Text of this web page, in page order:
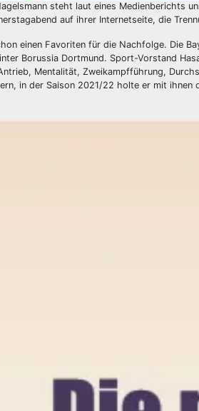
steht laut eines Medienberichts
auf ihrer Internetseite, die
einen Favoriten für die Nachfolge. Die
Borussia Dortmund. Sport-Vorstand
Mentalität, Zweikampfführung,
in der Saison 2021/22 holte er mit ihnen